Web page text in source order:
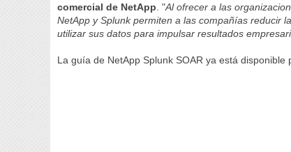
comercial de NetApp . "Al ofrecer a las
NetApp y Splunk permiten a las compañías reducir
utilizar sus datos para impulsar resultados
La guía de NetApp Splunk SOAR ya está